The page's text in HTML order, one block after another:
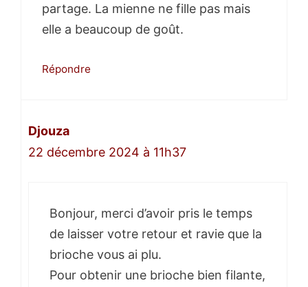
partage. La mienne ne fille pas mais
elle a beaucoup de goût.
Répondre
Djouza
22 décembre 2024 à 11h37
Bonjour, merci d’avoir pris le temps
de laisser votre retour et ravie que la
brioche vous ai plu.
Pour obtenir une brioche bien filante,